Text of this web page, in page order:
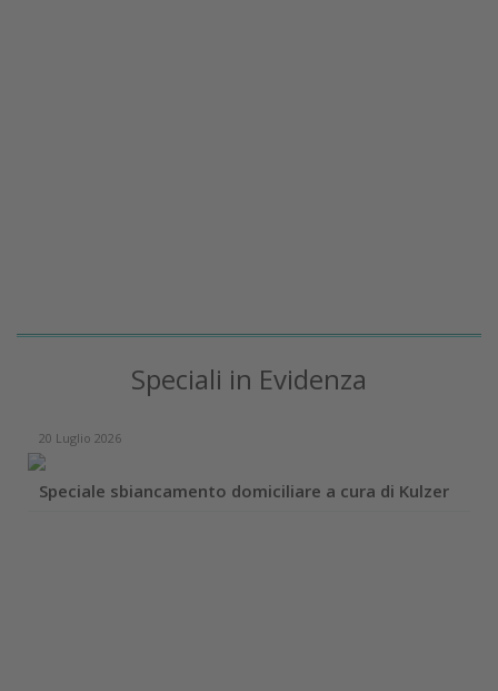
Speciali in Evidenza
20 Luglio 2026
Speciale sbiancamento domiciliare a cura di Kulzer